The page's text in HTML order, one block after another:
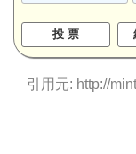
引用元: http://